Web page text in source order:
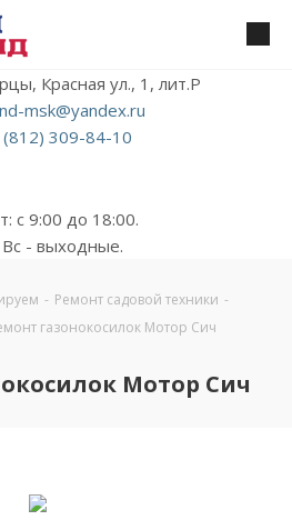
Красная ул., 1, лит.Р
msk@yandex.ru
(812) 309-84-10
с 9:00 до 18:00.
- выходные.
- Ремонт садовой техники -
газонокосилок Мотор Сич
Мотор Сич